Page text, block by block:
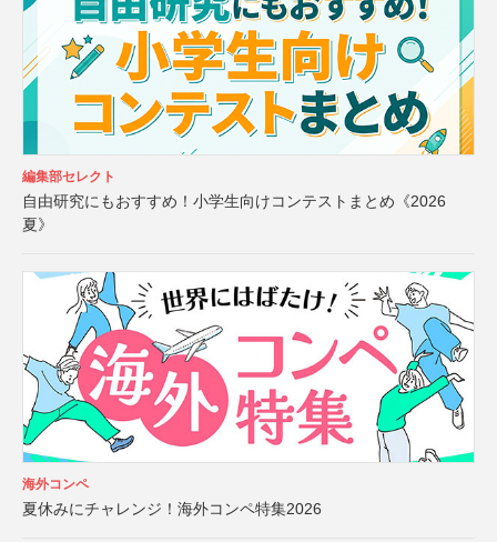
編集部セレクト
自由研究にもおすすめ！小学生向けコンテストまとめ《2026
夏》
海外コンペ
夏休みにチャレンジ！海外コンペ特集2026